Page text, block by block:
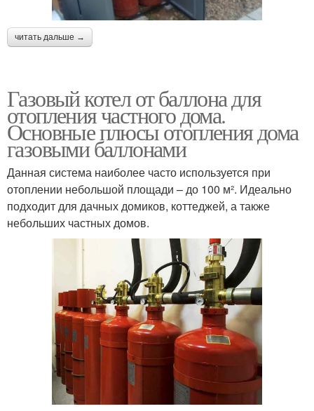
читать дальше →
Газовый котел от баллона для
отопления частного дома.
Основные плюсы отопления дома
газовыми баллонами
Данная система наиболее часто используется при
отоплении небольшой площади – до 100 м². Идеально
подходит для дачных домиков, коттеджей, а также
небольших частных домов.